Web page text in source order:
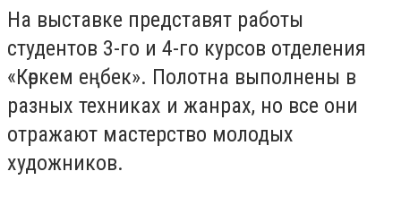
На выставке представят работы
студентов 3-го и 4-го курсов отделения
«Көркем еңбек». Полотна выполнены в
разных техниках и жанрах, но все они
отражают мастерство молодых
художников.